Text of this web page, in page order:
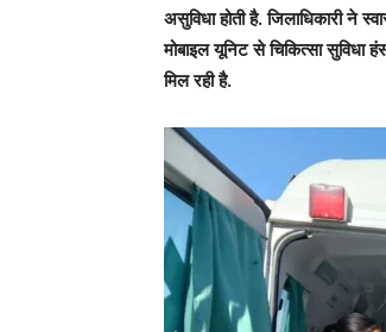
असुविधा होती है. जिलाधिकारी ने
मोबाइल यूनिट से चिकित्सा
मिल रही है.